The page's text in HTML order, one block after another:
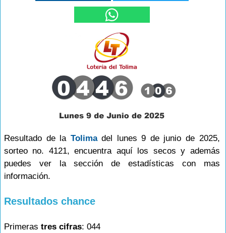
Resultado de la Tolimadel lunes 9 de junio de 2025,
sorteo no. 4121, encuentra aquí los secos y además
puedes ver la sección de estadísticas con mas
información.
Resultados chance
Primeras tres cifras: 044